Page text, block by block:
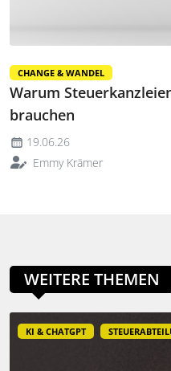
CHANGE & WANDEL
Warum
brauchen
19.06.26
Emmy Krämer
WEITERE THEMEN
KI & CHATGPT